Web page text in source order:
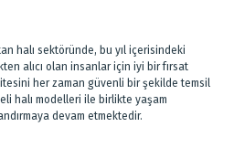
halı sektöründe, bu yıl içerisindeki
alıcı olan insanlar için iyi bir fırsat
her zaman güvenli bir şekilde temsil
halı modelleri ile birlikte yaşam
devam etmektedir.